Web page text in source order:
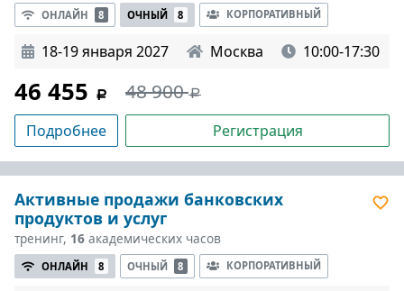
ОНЛАЙН 8 ОЧНЫЙ 8 КОРПОРАТИВНЫЙ
18-19 января 2027 Москва 10:00-17:30
46 455 48 900
Подробнее Регистрация
Активные продажи банковских
продуктов и услуг
тренинг, 16 академических часов
ОНЛАЙН 8 ОЧНЫЙ 8 КОРПОРАТИВНЫЙ